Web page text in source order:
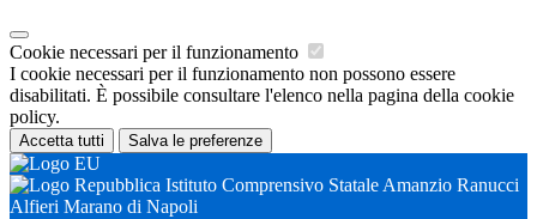
Cookie necessari per il funzionamento
I cookie necessari per il funzionamento non possono essere
disabilitati. È possibile consultare l'elenco nella pagina della cookie
policy.
Accetta tutti Salva le preferenze
Istituto Comprensivo Statale Amanzio Ranucci
Alfieri Marano di Napoli